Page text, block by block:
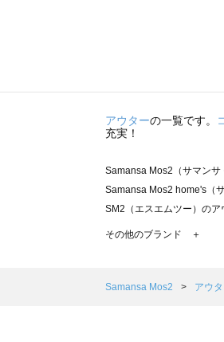
アウターの一覧です。
充実！
Samansa Mos2（サマン
Samansa Mos2 home's（
SM2（エスエムツー）のア
TSUHARU by Samansa
Samansa Mos2 Lagom（
その他のブランド ＋
Samansa Mos2 アウ